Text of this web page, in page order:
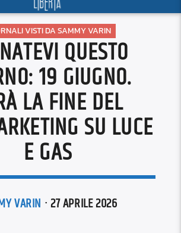
VISTI DA SAMMY VARIN
QUESTO
19 GIUGNO.
LA FINE DEL
SU LUCE
E GAS
VARIN · 27 APRILE 2026